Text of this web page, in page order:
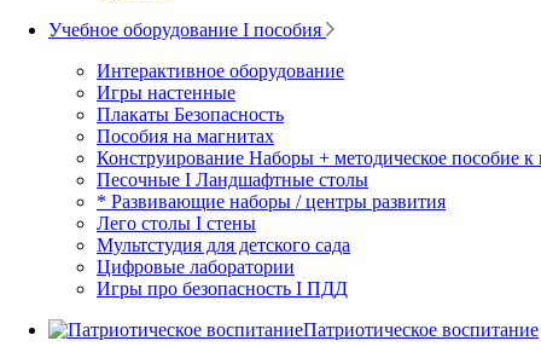
Учебное оборудование I пособия
Интерактивное оборудование
Игры настенные
Плакаты Безопасность
Пособия на магнитах
Конструирование Наборы + методическое пособие
Песочные I Ландшафтные столы
* Развивающие наборы / центры развития
Лего столы I стены
Мультстудия для детского сада
Цифровые лаборатории
Игры про безопасность I ПДД
Патриотическое воспитание